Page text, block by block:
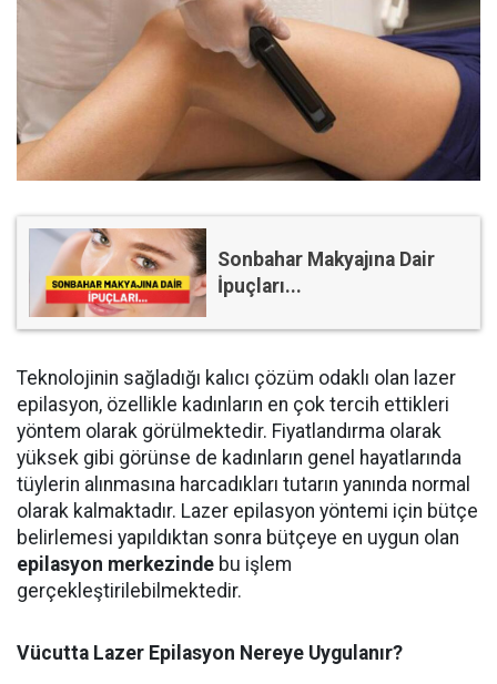
Sonbahar Makyajına Dair
İpuçları...
Teknolojinin sağladığı kalıcı çözüm odaklı olan lazer
epilasyon, özellikle kadınların en çok tercih ettikleri
yöntem olarak görülmektedir. Fiyatlandırma olarak
yüksek gibi görünse de kadınların genel hayatlarında
tüylerin alınmasına harcadıkları tutarın yanında normal
olarak kalmaktadır. Lazer epilasyon yöntemi için bütçe
belirlemesi yapıldıktan sonra bütçeye en uygun olan
epilasyon merkezinde bu işlem
gerçekleştirilebilmektedir.
Vücutta Lazer Epilasyon Nereye Uygulanır?